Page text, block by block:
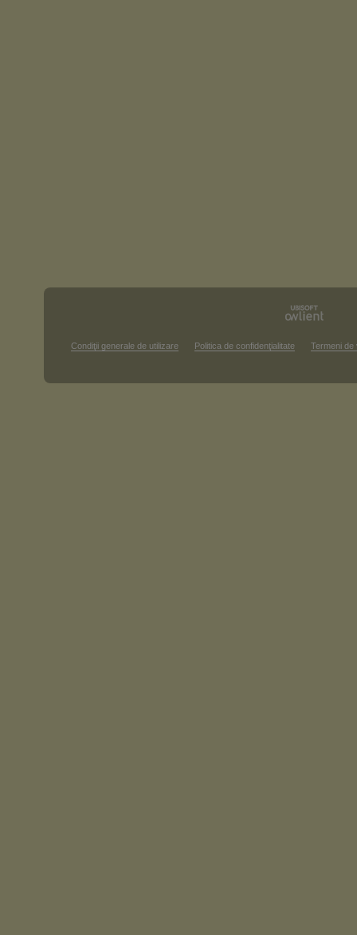
Condiţii generale de utilizare Politica de confidenţialitate Termeni de